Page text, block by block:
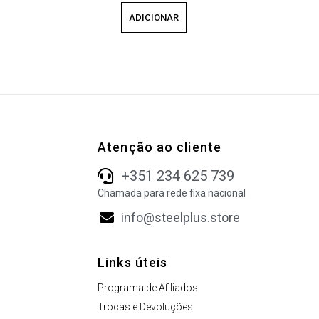
ADICIONAR
Atenção ao cliente
+351 234 625 739
Chamada para rede fixa nacional
info@steelplus.store
Links úteis
Programa de Afiliados
Trocas e Devoluções